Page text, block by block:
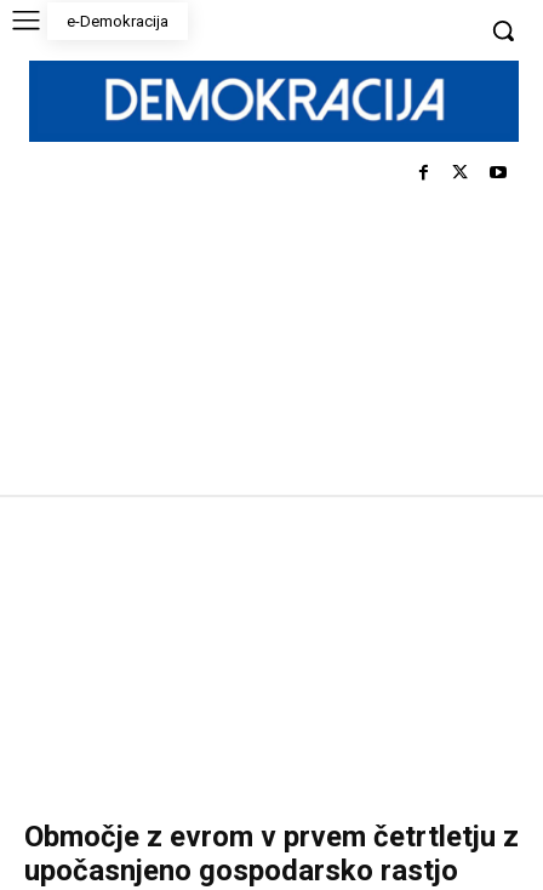
e-Demokracija
Območje z evrom v prvem četrtletju z
upočasnjeno gospodarsko rastjo